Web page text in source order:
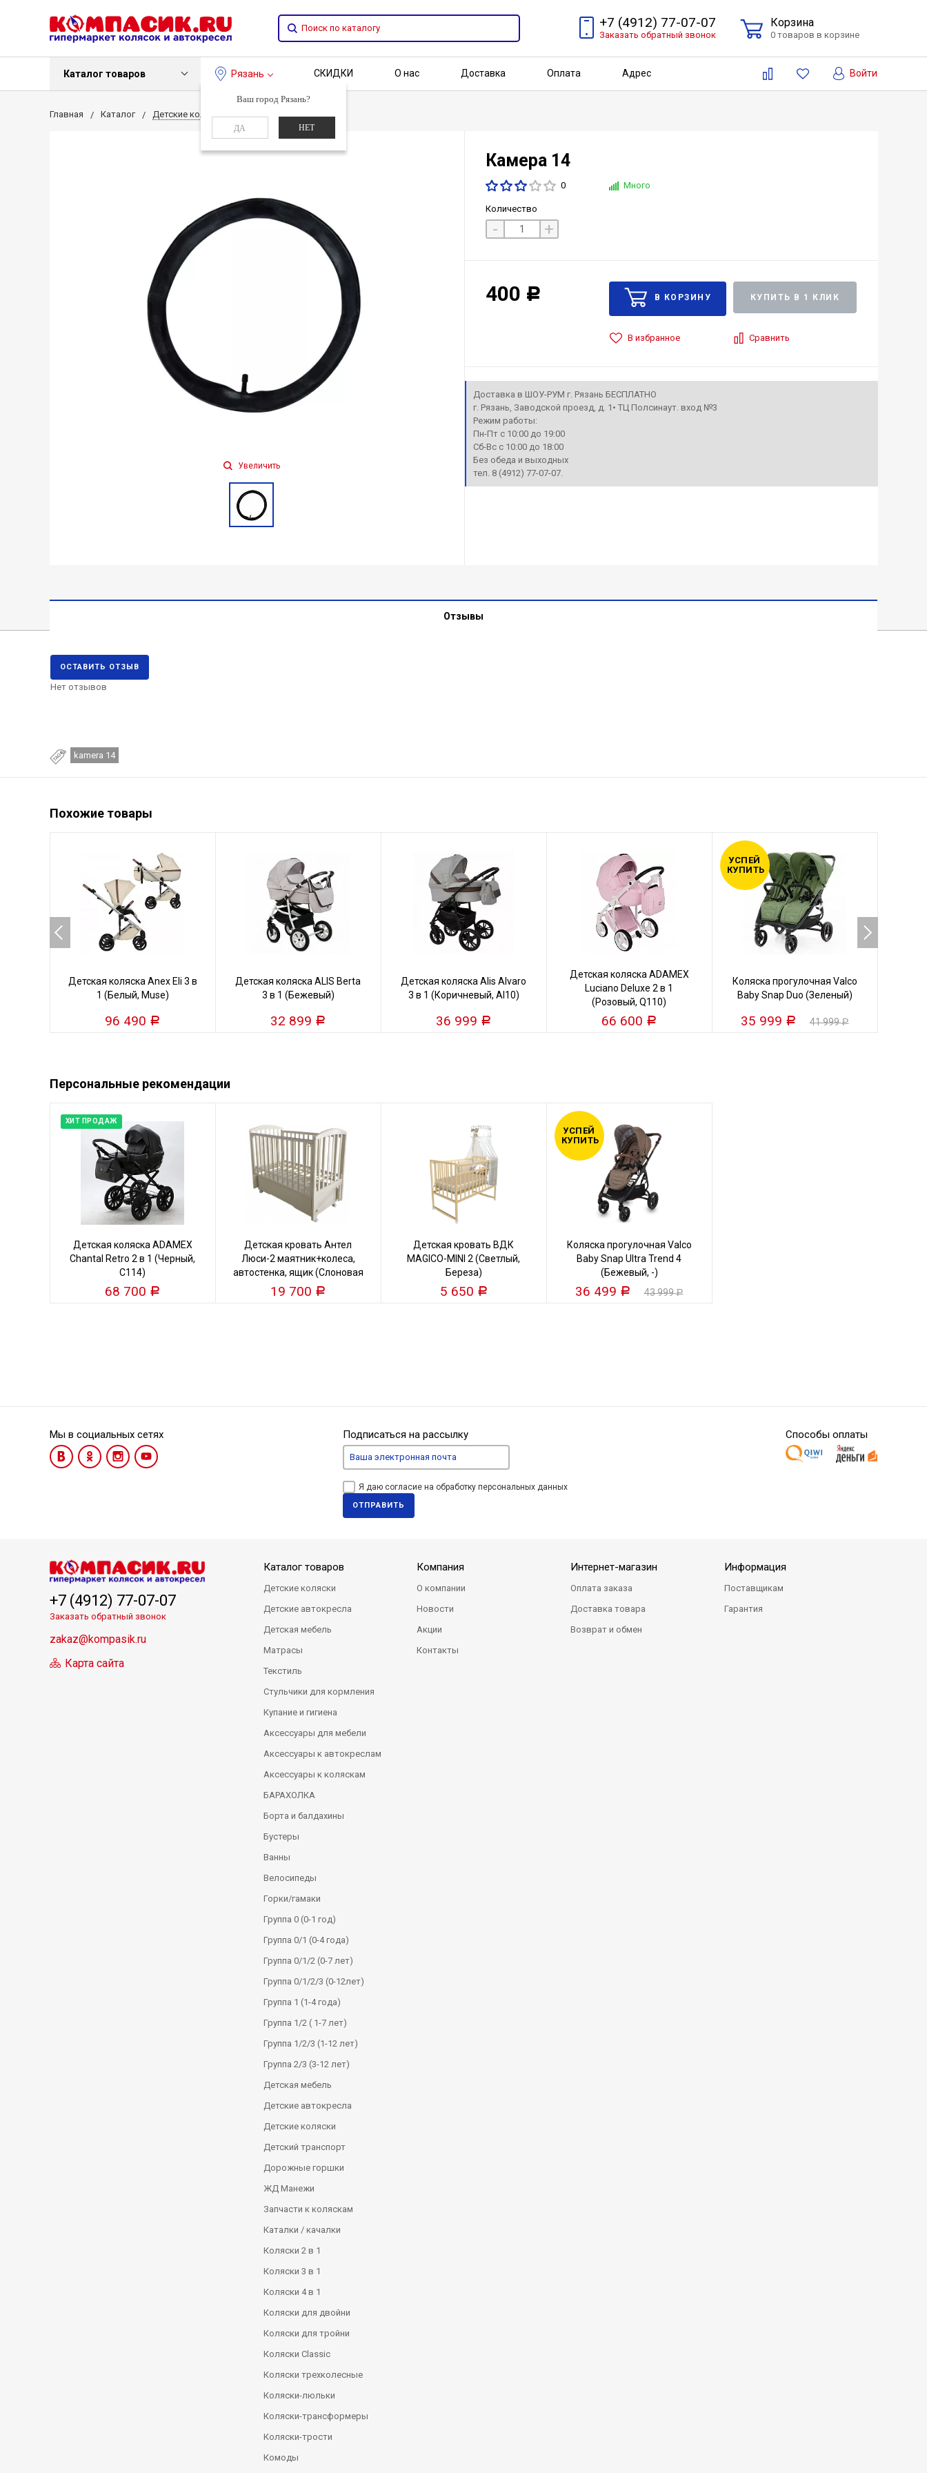
+7 (4912) 77-07-07
Заказать обратный звонок
Корзина
0 товаров в корзине
Каталог товаров Рязань
Ваш город Рязань?
ДА НЕТ
СКИДКИ О нас Доставка Оплата Адрес Войти
Главная Каталог Детские коляски Камера 14
Увеличить
Камера 14
0 Много
Количество
- +
400 Р КУПИТЬ В 1 КЛИК
В избранное Сравнить
Доставка в ШОУ-РУМ г. Рязань БЕСПЛАТНО
г. Рязань, Заводской проезд, д. 1• ТЦ Полсинаут. вход №3
Режим работы:
Пн-Пт с 10:00 до 19:00
Сб-Вс с 10:00 до 18:00
Без обеда и выходных
тел. 8 (4912) 77-07-07.
Отзывы
ОСТАВИТЬ ОТЗЫВ
Нет отзывов
kamera 14
Похожие товары
Детская коляска Anex Eli 3 в
1 (Белый, Muse)
96 490 Р
Детская коляска ALIS Berta
3 в 1 (Бежевый)
32 899 Р
Детская коляска Alis Alvaro
3 в 1 (Коричневый, Al10)
36 999 Р
Детская коляска ADAMEX
Luciano Deluxe 2 в 1
(Розовый, Q110)
66 600 Р
Коляска прогулочная Valco
Baby Snap Duo (Зеленый)
35 999 Р 41 999Р
УСПЕЙ
КУПИТЬ
Персональные рекомендации
ХИТ ПРОДАЖ
Детская коляска ADAMEX
Chantal Retro 2 в 1 (Черный,
C114)
68 700 Р
Детская кровать Антел
Люси-2 маятник+колеса,
автостенка, ящик (Слоновая
кость)
19 700 Р
Детская кровать ВДК
MAGICO-MINI 2 (Светлый,
Береза)
5 650 Р
Коляска прогулочная Valco
Baby Snap Ultra Trend 4
(Бежевый, -)
36 499 Р 43 999Р
УСПЕЙ
КУПИТЬ
Мы в социальных сетях Подписаться на рассылку
Я даю согласие на обработку персональных данных
ОТПРАВИТЬ
Способы оплаты
+7 (4912) 77-07-07
Заказать обратный звонок
zakaz@kompasik.ru
Карта сайта
Каталог товаров
Детские коляски
Детские автокресла
Детская мебель
Матрасы
Текстиль
Стульчики для кормления
Купание и гигиена
Аксессуары для мебели
Аксессуары к автокреслам
Аксессуары к коляскам
БАРАХОЛКА
Борта и балдахины
Бустеры
Ванны
Велосипеды
Горки/гамаки
Группа 0 (0-1 год)
Группа 0/1 (0-4 года)
Группа 0/1/2 (0-7 лет)
Группа 0/1/2/3 (0-12лет)
Группа 1 (1-4 года)
Группа 1/2 ( 1-7 лет)
Группа 1/2/3 (1-12 лет)
Группа 2/3 (3-12 лет)
Детская мебель
Детские автокресла
Детские коляски
Детский транспорт
Дорожные горшки
ЖД Манежи
Запчасти к коляскам
Каталки / качалки
Коляски 2 в 1
Коляски 3 в 1
Коляски 4 в 1
Коляски для двойни
Коляски для тройни
Коляски Сlassic
Коляски трехколесные
Коляски-люльки
Коляски-трансформеры
Коляски-трости
Комоды
Компания
О компании
Новости
Акции
Контакты
Интернет-магазин
Оплата заказа
Доставка товара
Возврат и обмен
Информация
Поставщикам
Гарантия